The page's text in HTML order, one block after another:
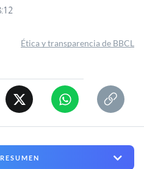
Ética y transparencia de BBCL